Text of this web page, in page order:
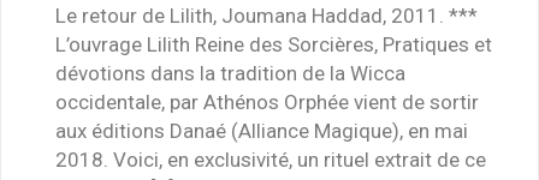
Le retour de Lilith, Joumana Haddad, 2011. ***
L’ouvrage Lilith Reine des Sorcières, Pratiques et
dévotions dans la tradition de la Wicca
occidentale, par Athénos Orphée vient de sortir
aux éditions Danaé (Alliance Magique), en mai
2018. Voici, en exclusivité, un rituel extrait de ce